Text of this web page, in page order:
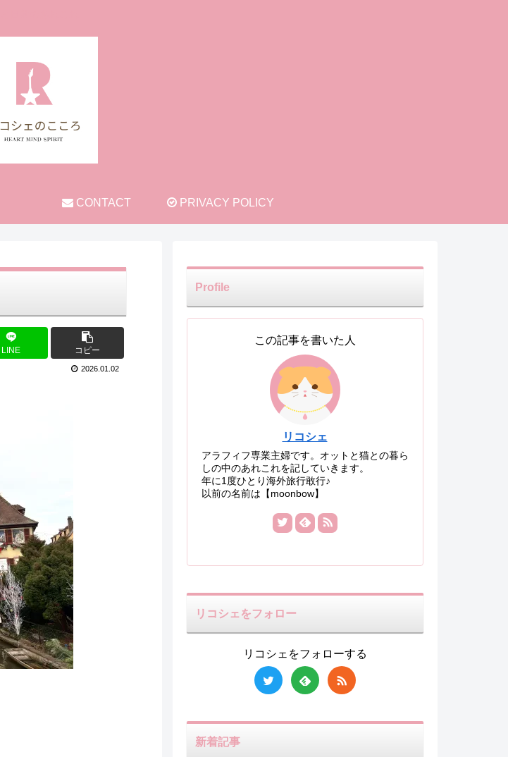
CONTACT PRIVACY POLICY
LINE コピー
2026.01.02
Profile
この記事を書いた人
リコシェ
アラフィフ専業主婦です。オットと猫との暮ら
しの中のあれこれを記していきます。
年に1度ひとり海外旅行敢行♪
以前の名前は【moonbow】
リコシェをフォロー
リコシェをフォローする
新着記事